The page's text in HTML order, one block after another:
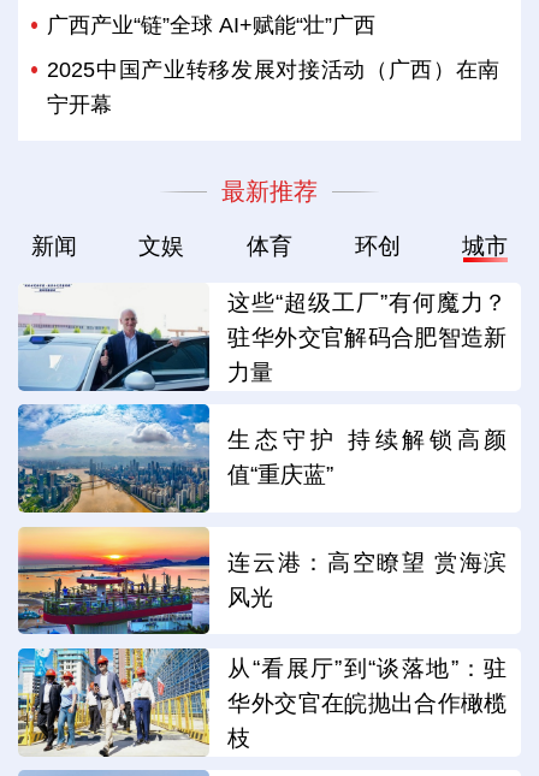
广西产业“链”全球 AI+赋能“壮”广西
2025中国产业转移发展对接活动（广西）在南
宁开幕
最新推荐
新闻 文娱 体育 环创 城市
这些“超级工厂”有何魔力？
驻华外交官解码合肥智造新
力量
生态守护 持续解锁高颜
值“重庆蓝”
连云港：高空瞭望 赏海滨
风光
从“看展厅”到“谈落地”：驻
华外交官在皖抛出合作橄榄
枝